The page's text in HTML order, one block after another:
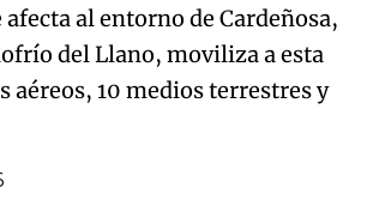
al entorno de Cardeñosa,
del Llano, moviliza a esta
aéreos, 10 medios terrestres y